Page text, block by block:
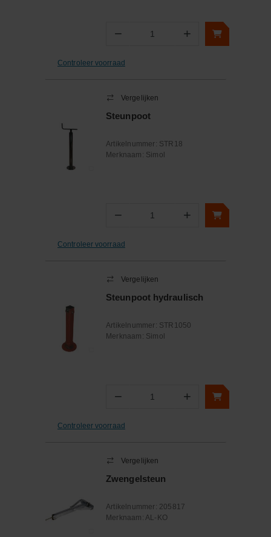
− Aantal +
Controleer voorraad
Vergelijken
Steunpoot
Artikelnummer: STR18
Merknaam: Simol
− Aantal +
Controleer voorraad
Vergelijken
Steunpoot hydraulisch
Artikelnummer: STR1050
Merknaam: Simol
− Aantal +
Controleer voorraad
Vergelijken
Zwengelsteun
Artikelnummer: 205817
Merknaam: AL-KO